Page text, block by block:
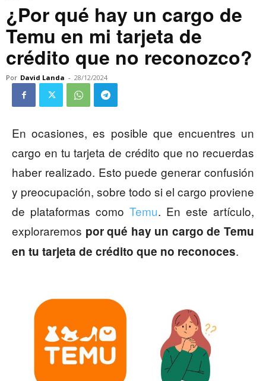
¿Por qué hay un cargo de
Temu en mi tarjeta de
crédito que no reconozco?
Por David Landa - 28/12/2024
En ocasiones, es posible que encuentres un
cargo en tu tarjeta de crédito que no recuerdas
haber realizado. Esto puede generar confusión
y preocupación, sobre todo si el cargo proviene
de plataformas como Temu. En este artículo,
exploraremos por qué hay un cargo de Temu
en tu tarjeta de crédito que no reconoces.